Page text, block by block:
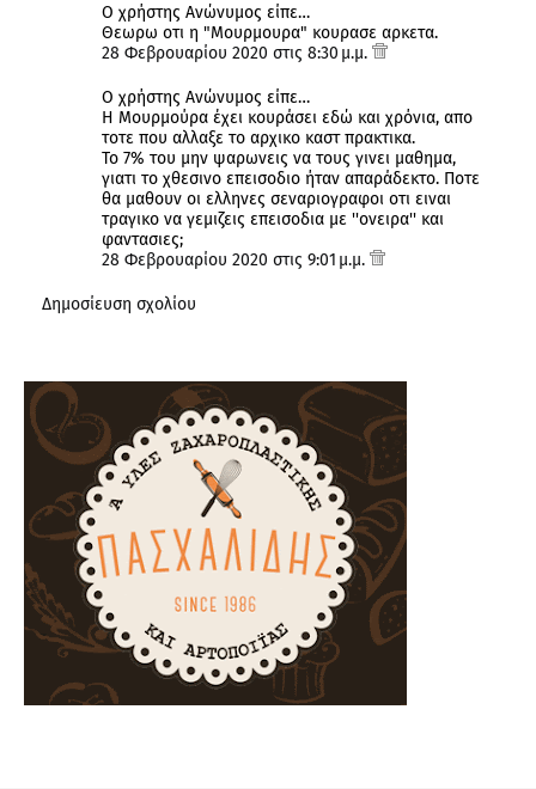
Ο χρήστης Ανώνυμος είπε…
Θεωρω οτι η "Μουρμουρα" κουρασε αρκετα.
28 Φεβρουαρίου 2020 στις 8:30 μ.μ.
Ο χρήστης Ανώνυμος είπε…
H Moυρμούρα έχει κουράσει εδώ και χρόνια, απο
τοτε που αλλαξε το αρχικο καστ πρακτικα.
Το 7% του μην ψαρωνεις να τους γινει μαθημα,
γιατι το χθεσινο επεισοδιο ήταν απαράδεκτο. Ποτε
θα μαθουν οι ελληνες σεναριογραφοι οτι ειναι
τραγικο να γεμιζεις επεισοδια με ''ονειρα'' και
φαντασιες;
28 Φεβρουαρίου 2020 στις 9:01 μ.μ.
Δημοσίευση σχολίου